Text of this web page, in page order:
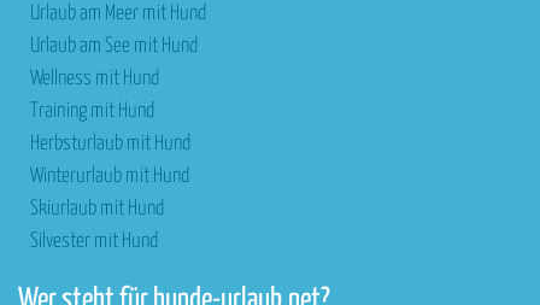
Urlaub am Meer mit Hund
Urlaub am See mit Hund
Wellness mit Hund
Training mit Hund
Herbsturlaub mit Hund
Winterurlaub mit Hund
Skiurlaub mit Hund
Silvester mit Hund